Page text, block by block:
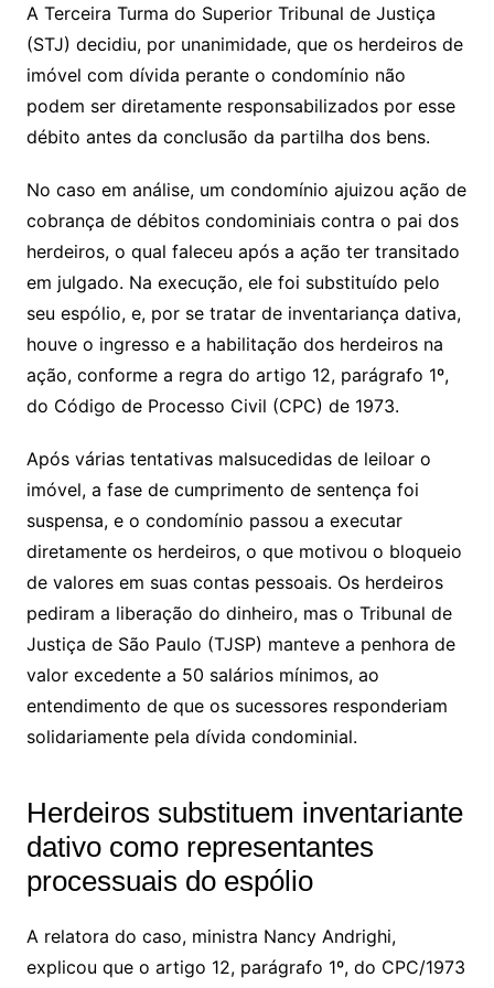
y
Li
n
k
s
A
p
p
gr
a
m
e
dI
n
l
gl
e
a
s
sr
o
o
m
e
s
s
a
g
lo
o
k.
c
m
y
p
e
h
o
o
M
l
e
a
d
s
ai
l
ar
e
A Terceira Turma do Superior Tribunal de Justiça
(STJ) decidiu, por unanimidade, que os herdeiros de
imóvel com dívida perante o condomínio não
podem ser diretamente responsabilizados por esse
débito antes da conclusão da partilha dos bens.
No caso em análise, um condomínio ajuizou ação de
cobrança de débitos condominiais contra o pai dos
herdeiros, o qual faleceu após a ação ter transitado
em julgado. Na execução, ele foi substituído pelo
seu espólio, e, por se tratar de inventariança dativa,
houve o ingresso e a habilitação dos herdeiros na
ação, conforme a regra do artigo 12, parágrafo 1º,
do Código de Processo Civil (CPC) de 1973.
Após várias tentativas malsucedidas de leiloar o
imóvel, a fase de cumprimento de sentença foi
suspensa, e o condomínio passou a executar
diretamente os herdeiros, o que motivou o bloqueio
de valores em suas contas pessoais. Os herdeiros
pediram a liberação do dinheiro, mas o Tribunal de
Justiça de São Paulo (TJSP) manteve a penhora de
valor excedente a 50 salários mínimos, ao
entendimento de que os sucessores responderiam
solidariamente pela dívida condominial.
Herdeiros substituem inventariante
dativo como representantes
processuais do espólio
A relatora do caso, ministra Nancy Andrighi,
explicou que o artigo 12, parágrafo 1º, do CPC/1973